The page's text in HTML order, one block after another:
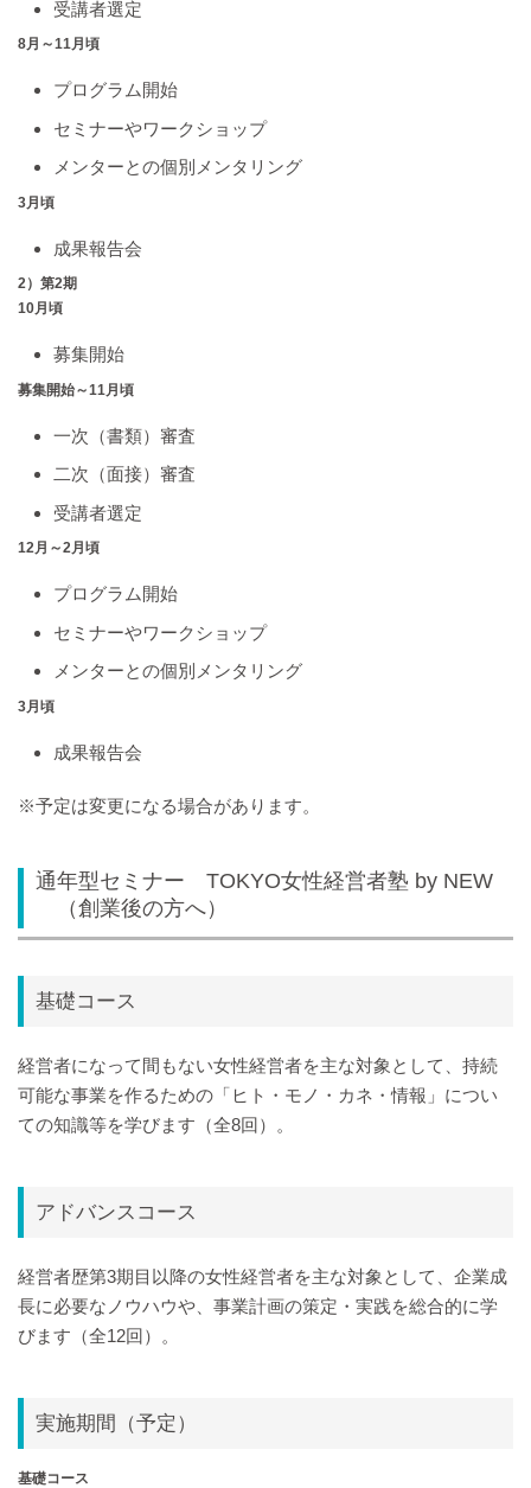
受講者選定
8月～11月頃
プログラム開始
セミナーやワークショップ
メンターとの個別メンタリング
3月頃
成果報告会
2）第2期
10月頃
募集開始
募集開始～11月頃
一次（書類）審査
二次（面接）審査
受講者選定
12月～2月頃
プログラム開始
セミナーやワークショップ
メンターとの個別メンタリング
3月頃
成果報告会
※予定は変更になる場合があります。
通年型セミナー TOKYO女性経営者塾 by NEW
（創業後の方へ）
基礎コース
経営者になって間もない女性経営者を主な対象として、持続
可能な事業を作るための「ヒト・モノ・カネ・情報」につい
ての知識等を学びます（全8回）。
アドバンスコース
経営者歴第3期目以降の女性経営者を主な対象として、企業成
長に必要なノウハウや、事業計画の策定・実践を総合的に学
びます（全12回）。
実施期間（予定）
基礎コース